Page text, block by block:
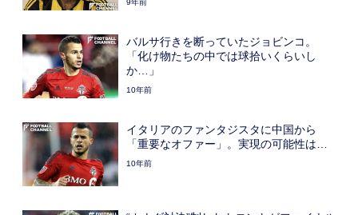
9年前
バルサ行きを断っていたジョビンコ。
「化け物たちの中では球拾いくらいし
か…」
10年前
イタリアのファンタジスタに中国から
「重要なオファー」。実現の可能性は…
10年前